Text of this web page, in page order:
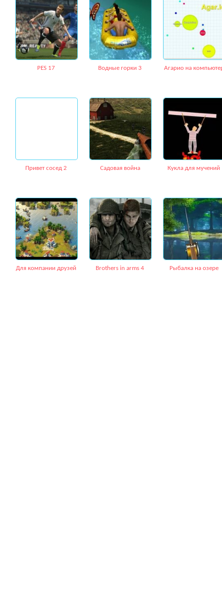
PES 17 Водные горки 3 Агарио на
Привет сосед 2 Садовая война Кукла для мучений
Для компании друзей Brothers in arms 4 Рыбалка на озере